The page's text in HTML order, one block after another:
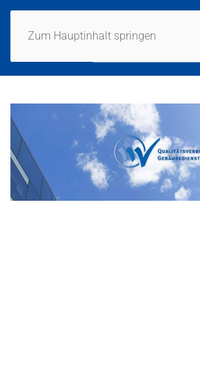
Zum Hauptinhalt springen